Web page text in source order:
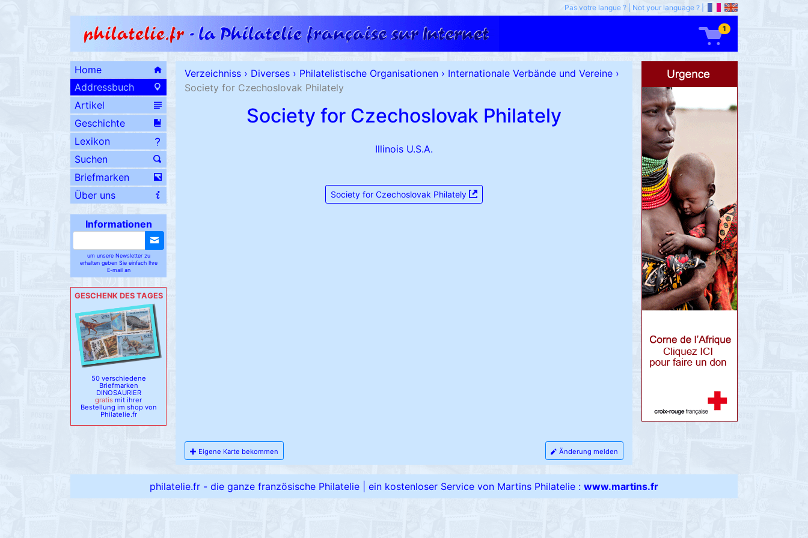
Pas votre langue ? Not your language ?
1
Home
Addressbuch
Artikel
Geschichte
Lexikon
Suchen
Briefmarken
Über uns
Informationen
um unsere Newsletter zu
erhalten geben Sie einfach Ihre
E-mail an
GESCHENK DES TAGES
50 verschiedene
Briefmarken
DINOSAURIER
gratis mit ihrer
Bestellung im shop von
Philatelie.fr
Verzeichniss › Diverses › Philatelistische Organisationen › Internationale Verbände und Vereine ›
Society for Czechoslovak Philately
Society for Czechoslovak Philately
Illinois U.S.A.
Society for Czechoslovak Philately
Eigene Karte bekommen Änderung melden
philatelie.fr - die ganze französische Philatelie ein kostenloser Service von Martins Philatelie : www.martins.fr